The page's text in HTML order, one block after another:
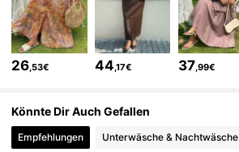
4,80 399K Follower
26,53€ 44,17€ 37,99€
Könnte Dir Auch Gefallen
Empfehlungen Unterwäsche & Nachtwäsche